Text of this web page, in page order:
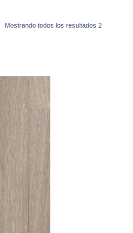
Mostrando todos los resultados 2